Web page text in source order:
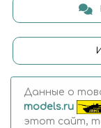
Данные о
models.ru
этот сайт,